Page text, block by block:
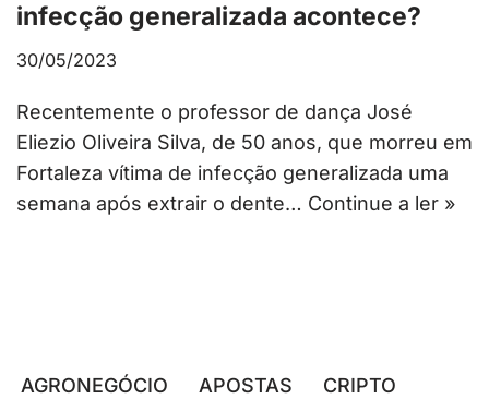
infecção generalizada acontece?
30/05/2023
Recentemente o professor de dança José
Eliezio Oliveira Silva, de 50 anos, que morreu em
Fortaleza vítima de infecção generalizada uma
semana após extrair o dente… Continue a ler »
AGRONEGÓCIO APOSTAS
CRIPTO